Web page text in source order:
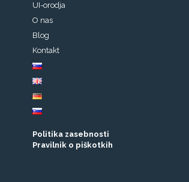
UI-orodja
O nas
Blog
Kontakt
Politika zasebnosti
Pravilnik o piškotkih